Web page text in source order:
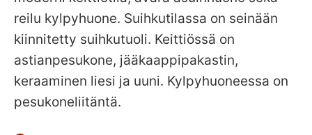
reilu kylpyhuone. Suihkutilassa on seinään
kiinnitetty suihkutuoli. Keittiössä on
astianpesukone, jääkaappipakastin,
keraaminen liesi ja uuni. Kylpyhuoneessa on
pesukoneliitäntä.